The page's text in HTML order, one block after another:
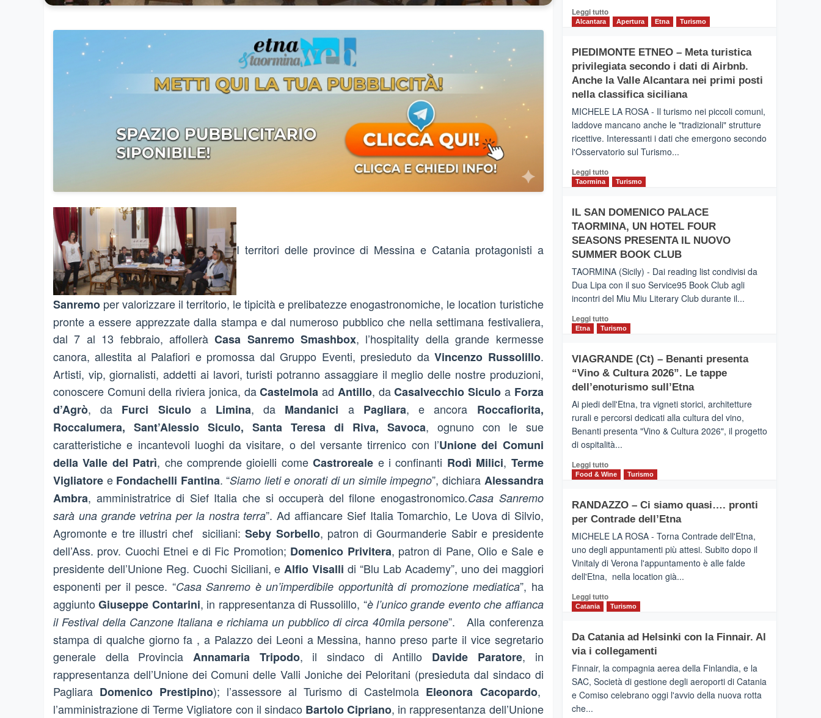
I territori delle province di Messina e Catania protagonisti a
Sanremo per valorizzare il territorio, le tipicità e prelibatezze enogastronomiche, le location turistiche
pronte a essere apprezzate dalla stampa e dal numeroso pubblico che nella settimana festivaliera,
dal 7 al 13 febbraio, affolleràCasa Sanremo Smashbox, l’hospitality della grande kermesse
canora, allestita al Palafiori e promossa dal Gruppo Eventi, presieduto daVincenzo Russolillo.
Artisti, vip, giornalisti, addetti ai lavori, turisti potranno assaggiare il meglio delle nostre produzioni,
conoscere Comuni della riviera jonica, daCastelmola ad Antillo, daCasalvecchio Siculo a Forza
d’Agrò, da Furci Siculoa Limina, da Mandanici a Pagliara, e ancora Roccafiorita,
Roccalumera, Sant’Alessio Siculo, Santa Teresa di Riva, Savoca, ognuno con le sue
caratteristiche e incantevoli luoghi da visitare, o del versante tirrenico con l’Unione dei Comuni
della Valle del Patrì, che comprende gioielli comeCastroreale e i confinanti Rodì Milici, Terme
Vigliatore e Fondachelli Fantina. “Siamo lieti e onorati di un simile impegno”, dichiara Alessandra
Ambra, amministratrice di Sief Italia che si occuperà del filone enogastronomico.Casa Sanremo
sarà una grande vetrina per la nostra terra”. Ad affiancare Sief Italia Tomarchio, Le Uova di Silvio,
Agromonte e tre illustri chef siciliani:Seby Sorbello, patron di Gourmanderie Sabir e presidente
dell’Ass. prov. Cuochi Etnei e di Fic Promotion; Domenico Privitera, patron di Pane, Olio e Sale e
presidente dell’Unione Reg. Cuochi Siciliani, e Alfio Visalli di “Blu Lab Academy”, uno dei maggiori
esponenti per il pesce. “Casa Sanremo è un’imperdibile opportunità di promozione mediatica”, ha
aggiuntoGiuseppe Contarini, in rappresentanza di Russolillo, “è l’unico grande evento che affianca
il Festival della Canzone Italiana e richiama un pubblico di circa 40mila persone”. Alla conferenza
stampa di qualche giorno fa , a Palazzo dei Leoni a Messina, hanno preso parte il vice segretario
generale della Provincia Annamaria Tripodo, il sindaco di Antillo Davide Paratore, in
rappresentanza dell’Unione dei Comuni delle Valli Joniche dei Peloritani (presieduta dal sindaco di
Pagliara Domenico Prestipino); l’assessore al Turismo di Castelmola Eleonora Cacopardo,
l’amministrazione di Terme Vigliatore con il sindaco Bartolo Cipriano, in rappresentanza dell’Unione
Leggi tuttoLeggi
CATANIA
–
Inaugurato
il
collegamento
tra
Catania
e
operato
da
Alcantara Apertura Etna Turismo
PIEDIMONTE ETNEO – Meta turistica
privilegiata secondo i dati di Airbnb.
Anche la Valle Alcantara nei primi posti
nella classifica siciliana
MICHELE LA ROSA - Il turismo nei piccoli comuni,
laddove mancano anche le "tradizionali" strutture
ricettive. Interessanti i dati che emergono secondo
l'Osservatorio sul Turismo...
Leggi tuttoLeggi
PIEDIMONTE
ETNEO
–
Meta
privilegiata
secondo
i
di
Airbnb.
la
Valle
Alcantara
nei
primi
classifica
siciliana
Taormina Turismo
IL SAN DOMENICO PALACE
TAORMINA, UN HOTEL FOUR
SEASONS PRESENTA IL NUOVO
SUMMER BOOK CLUB
TAORMINA (Sicily) - Dai reading list condivisi da
Dua Lipa con il suo Service95 Book Club agli
incontri del Miu Miu Literary Club durante il...
Leggi tuttoLeggi
di
IL
SAN
DOMENICO
TAORMINA,
UN
HOTEL
FOUR
PRESENTA
IL
SUMMER
BOOK
CLUB
Etna Turismo
VIAGRANDE (Ct) – Benanti presenta
“Vino & Cultura 2026”. Le tappe
dell’enoturismo sull’Etna
Ai piedi dell'Etna, tra vigneti storici, architetture
rurali e percorsi dedicati alla cultura del vino,
Benanti presenta "Vino & Cultura 2026", il progetto
di ospitalità...
Leggi tuttoLeggi
di
VIAGRANDE
(Ct)
–
presenta
“Vino
&
2026”.
Le
dell’enoturismo
sull’Etna
Food & Wine Turismo
RANDAZZO – Ci siamo quasi…. pronti
per Contrade dell’Etna
MICHELE LA ROSA - Torna Contrade dell'Etna,
uno degli appuntamenti più attesi. Subito dopo il
Vinitaly di Verona l'appuntamento è alle falde
dell'Etna, nella location già...
Leggi tuttoLeggi
di
RANDAZZO
–
siamo
quasi….
pronti
Catania Turismo
Da Catania ad Helsinki con la Finnair. Al
via i collegamenti
Finnair, la compagnia aerea della Finlandia, e la
SAC, Società di gestione degli aeroporti di Catania
e Comiso celebrano oggi l'avvio della nuova rotta
che...